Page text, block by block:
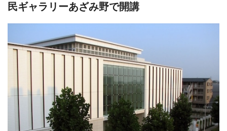
民ギャラリーあざみ野で開講